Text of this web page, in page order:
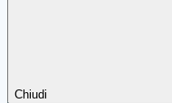
Chiudi